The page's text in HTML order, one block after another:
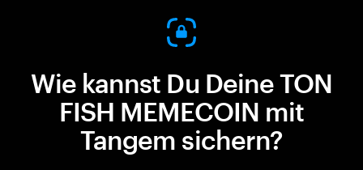
Wie kannst Du Deine TON
FISH MEMECOIN mit
Tangem sichern?